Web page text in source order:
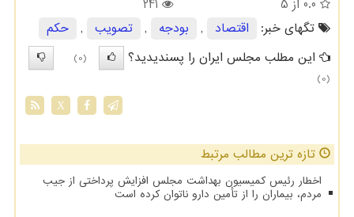
0.0 از 5
241
تگهای خبر:
اقتصاد , بودجه , تصویب ,
حكم
این مطلب مجلس ایران را پسندیدید؟
(0)
(0)
X
تازه ترین مطالب مرتبط
اخطار رئیس کمیسیون بهداشت مجلس افزایش پرداختی از جیب
مردم، بیماران را از تأمین دارو ناتوان کرده است